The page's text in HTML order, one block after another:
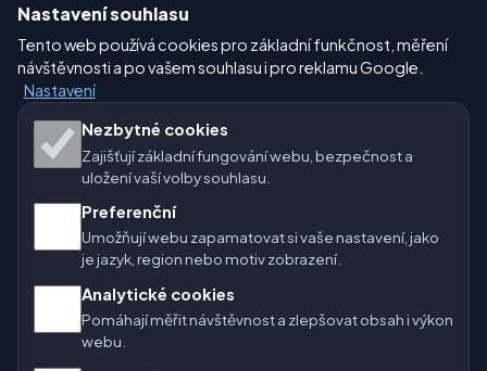
Nastavení
Naše weby o počasí:
🇨🇿 Česko 🇭🇷 Chorvatsko 🇧🇬 Bulharsko
🇩🇪🇦🇹🇨🇭 Německo / Rakousko / Švýcarsko
🌎 Latinská Amerika a Španělsko
🇮🇳 Jižní a jihovýchodní Asie
Provozovatel: Spolek Minizoo.cz z.s. | IČO: 21135550 |
Nastavení souhlasu
Tento web používá cookies pro základní funkčnost, měření
návštěvnosti a po vašem souhlasu i pro reklamu Google.
Nastavení
Nezbytné cookies
Zajišťují základní fungování webu, bezpečnost a
uložení vaší volby souhlasu.
Preferenční
Umožňují webu zapamatovat si vaše nastavení, jako
je jazyk, region nebo motiv zobrazení.
Analytické cookies
Pomáhají měřit návštěvnost a zlepšovat obsah i výkon
webu.